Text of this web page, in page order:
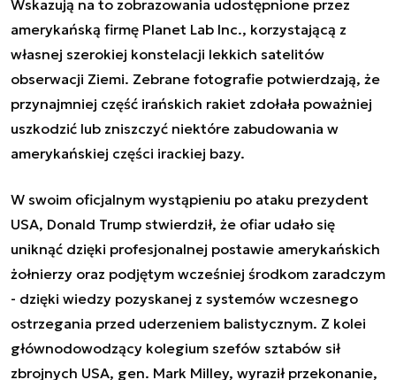
Wskazują na to zobrazowania udostępnione przez
amerykańską firmę Planet Lab Inc., korzystającą z
własnej szerokiej konstelacji lekkich satelitów
obserwacji Ziemi. Zebrane fotografie potwierdzają, że
przynajmniej część irańskich rakiet zdołała poważniej
uszkodzić lub zniszczyć niektóre zabudowania w
amerykańskiej części irackiej bazy.
W swoim oficjalnym wystąpieniu po ataku prezydent
USA, Donald Trump stwierdził, że ofiar udało się
uniknąć dzięki profesjonalnej postawie amerykańskich
żołnierzy oraz podjętym wcześniej środkom zaradczym
- dzięki wiedzy pozyskanej z systemów wczesnego
ostrzegania przed uderzeniem balistycznym. Z kolei
głównodowodzący kolegium szefów sztabów sił
zbrojnych USA, gen. Mark Milley, wyraził przekonanie,